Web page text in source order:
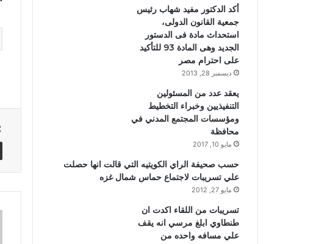
أكد الدكتور مفيد شهاب رئيس
جمعية القانون الدولى،
استحداث مادة فى الدستور
الجديد وهى المادة 93 للتأكيد
على احترام مصر
ديسمبر 28, 2013
يعقد عدد من المسئولين
التنفيذيين وخبراء التخطيط
ومؤسسات المجتمع المدني في
محافظة
مايو 10, 2017
حسب صحيفة الراي الكويتيه التي قالت انها حصلت
علي تسريبات لاجتماع حماس شمال غزه
مايو 27, 2012
تسريبات من اللقاء اكدت ان
طنطاوي ابلغ مرسي انه يقف
علي مسافه واحده من